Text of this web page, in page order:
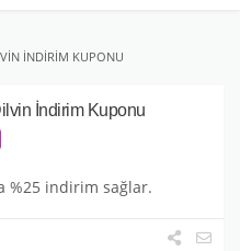
İNDIRIM KUPONU
İndirim Kuponu
%25 indirim sağlar.